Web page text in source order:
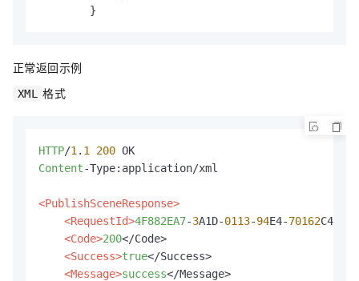
        }
正常返回示例
XML 格式
HTTP/1 . 1 200
Content-Type:application/xml
<PublishSceneResponse>
<RequestId>4F882EA7-3A1D-0113-94E4-70162
<Code>200</Code>
<Success>true</Success>
<Message>success</Message>